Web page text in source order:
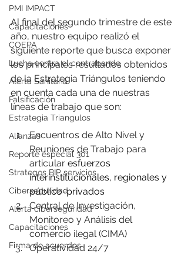
PMI IMPACT
Capacitaciones
COEPA
Lucha contra el contrabando
Alerta Sanitaria
Falsificación
Estrategia Triangulos
Alianzas
Reporte especial 301
Strategos BIP servicios
Ciberseguridad
Alerta ciberseguridad
Capacitaciones
Firma de acuerdos
Al final del segundo trimestre de este
año, nuestro equipo realizó el
siguiente reporte que busca exponer
los principales resultados obtenidos
de la Estrategia Triángulos teniendo
en cuenta cada una de nuestras
líneas de trabajo que son:
Encuentros de Alto Nivel y
Reuniones de Trabajo para
articular esfuerzos
interinstitucionales, regionales y
público-privados
Central de Investigación,
Monitoreo y Análisis del
comercio ilegal (CIMA)
Operatividad 24/7